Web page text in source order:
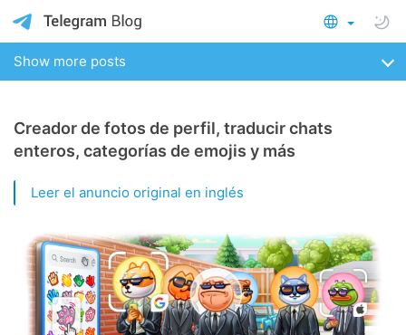
Show more posts
Creador de fotos de perfil, traducir chats
enteros, categorías de emojis y más
Leer el anuncio original en inglés